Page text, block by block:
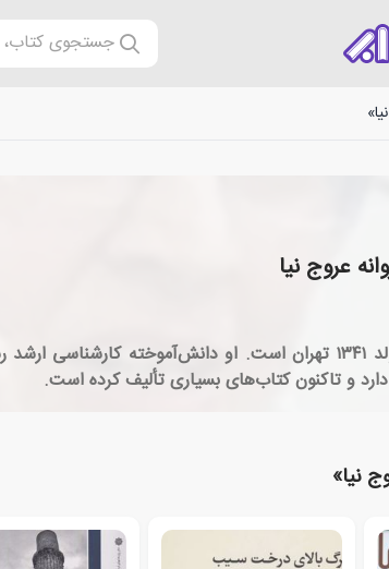
جستجوی کتاب،
عروج نیا
دکنر پروانه عروج‌نیا متولد ۱۳۴۱ تهران است. او
و تاکنون کتاب‌های بسیاری تألیف کرده است.
نیا»